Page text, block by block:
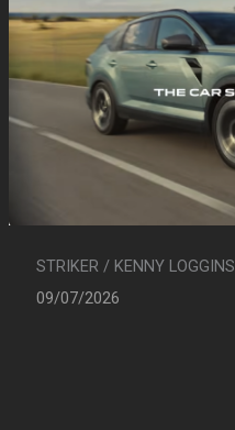
STRIKER / KENNY LOGGINS
09/07/2026